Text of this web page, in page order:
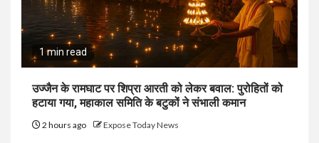
1 min read
उज्जैन के रामघाट पर शिप्रा आरती को लेकर बवाल: पुरोहितों को
हटाया गया, महाकाल समिति के बटुकों ने संभाली कमान
2 hours ago Expose Today News